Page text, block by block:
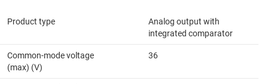
Product type
Analog output with
integrated comparator
Common-mode voltage
(max) (V)
36